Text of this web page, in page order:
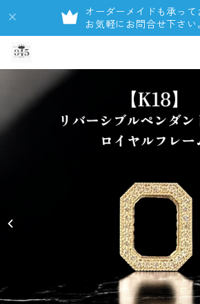
オーダーメイドも承って
お気軽にお問合せ下さい